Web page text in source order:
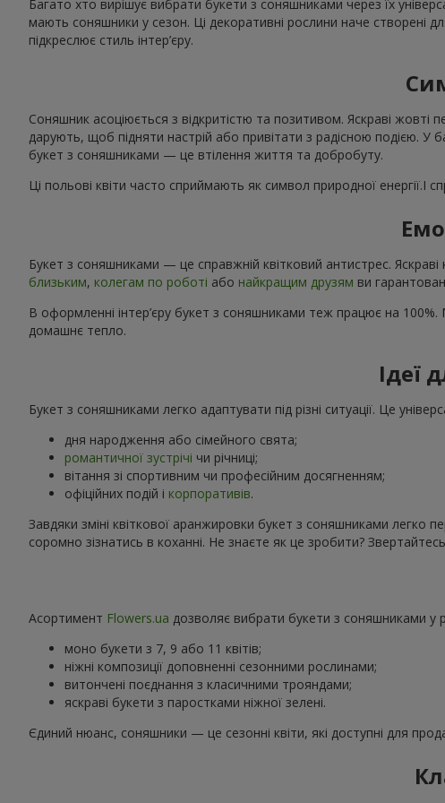
Багато хто вирішує вибрати букети з соняшниками через їх
мають соняшники у сезон. Ці декоративні рослини наче створені
підкреслює стиль інтер’єру.
Соняшник асоціюється з відкритістю та позитивом. Яскраві жовті
дарують, щоб підняти настрій або привітати з радісною подією.
букет з соняшниками — це втілення життя та добробуту.
Ці польові квіти часто сприймають як символ природної
Букет з соняшниками — це справжній квітковий антистрес.
близьким, колегам по роботі або найкращим друзям ви
В оформленні інтер’єру букет з соняшниками теж працює на
домашнє тепло.
Ідеї
Букет з соняшниками легко адаптувати під різні ситуації. Це
дня народження або сімейного свята;
романтичної зустрічі чи річниці;
вітання зі спортивним чи професійним досягненням;
офіційних подій і корпоративів.
Завдяки зміні квіткової аранжировки букет з соняшниками легко
соромно зізнатись в коханні. Не знаєте як це зробити?
Асортимент Flowers.ua дозволяє вибрати букети з соняшниками у
моно букети з 7, 9 або 11 квітів;
ніжні композиції доповненні сезонними рослинами;
витончені поєднання з класичними трояндами;
яскраві букети з паростками ніжної зелені.
Єдиний нюанс, соняшники — це сезонні квіти, які доступні для